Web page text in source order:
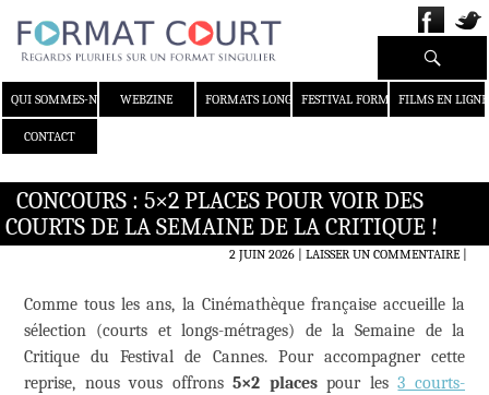
QUI SOMMES-NOUS ?WEBZINE FORMATS LONGS FESTIVAL FORMAT COURT
FILMS EN LIGNE
CONTACT
Recherche
CONCOURS : 5×2 PLACES POUR VOIR DES
COURTS DE LA SEMAINE DE LA CRITIQUE !
2 JUIN 2026 LAISSER UN COMMENTAIRE|
Comme tous les ans, la Cinémathèque française accueille la
sélection (courts et longs-métrages) de la Semaine de la
Critique du Festival de Cannes. Pour accompagner cette
reprise, nous vous offrons5×2 placespour les3 courts-